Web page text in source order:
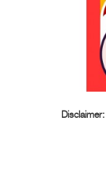
Disclaimer: